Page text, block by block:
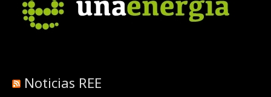
Noticias REE